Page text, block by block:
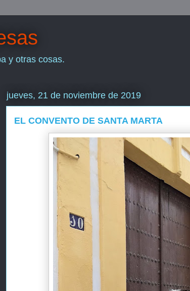
y otras cosas.
jueves, 21 de noviembre de 2019
EL CONVENTO DE SANTA MARTA